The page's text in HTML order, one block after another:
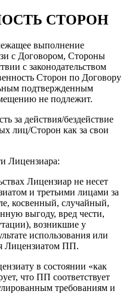
СТОРОН
выполнение
с Договором, Стороны
с законодательством
Сторон по Договору
подтвержденным
не подлежит.
за действия/бездействие
лиц/Сторон как за свои
Лицензиара:
Лицензиар не несет
и третьими лицами за
косвенный, случайный,
выгоду, вред чести,
возникшие у
использования или
Лицензиатом ПП.
в состоянии «как
что ПП соответствует
требованиям и